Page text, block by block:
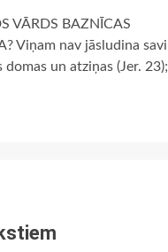
VĀRDS BAZNĪCAS
Viņam nav jāsludina savi
domas un atziņas (Jer. 23);